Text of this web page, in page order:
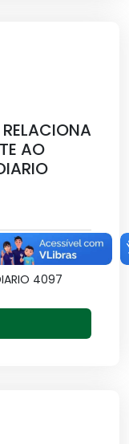
AO
OS FERIADOS
4097